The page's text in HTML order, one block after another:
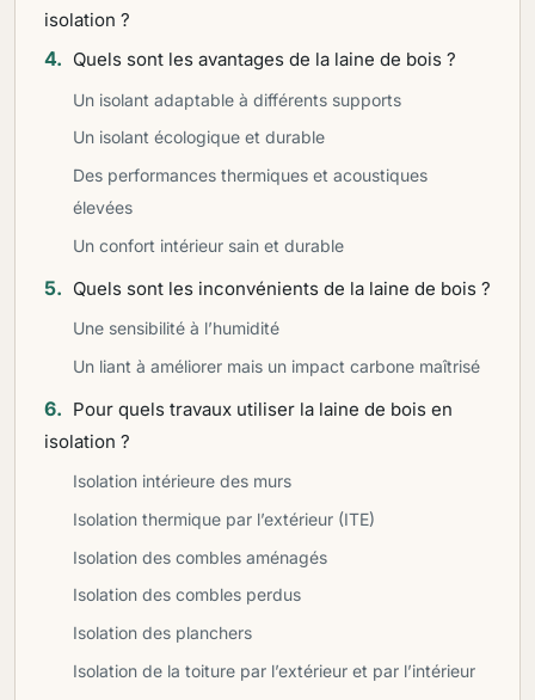
isolation ?
Quels sont les avantages de la laine de bois ?
Un isolant adaptable à différents supports
Un isolant écologique et durable
Des performances thermiques et acoustiques
élevées
Un confort intérieur sain et durable
Quels sont les inconvénients de la laine de bois ?
Une sensibilité à l’humidité
Un liant à améliorer mais un impact carbone maîtrisé
Pour quels travaux utiliser la laine de bois en
isolation ?
Isolation intérieure des murs
Isolation thermique par l’extérieur (ITE)
Isolation des combles aménagés
Isolation des combles perdus
Isolation des planchers
Isolation de la toiture par l’extérieur et par l’intérieur